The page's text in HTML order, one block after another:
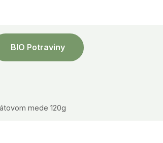
BIO Potraviny
mede 120g